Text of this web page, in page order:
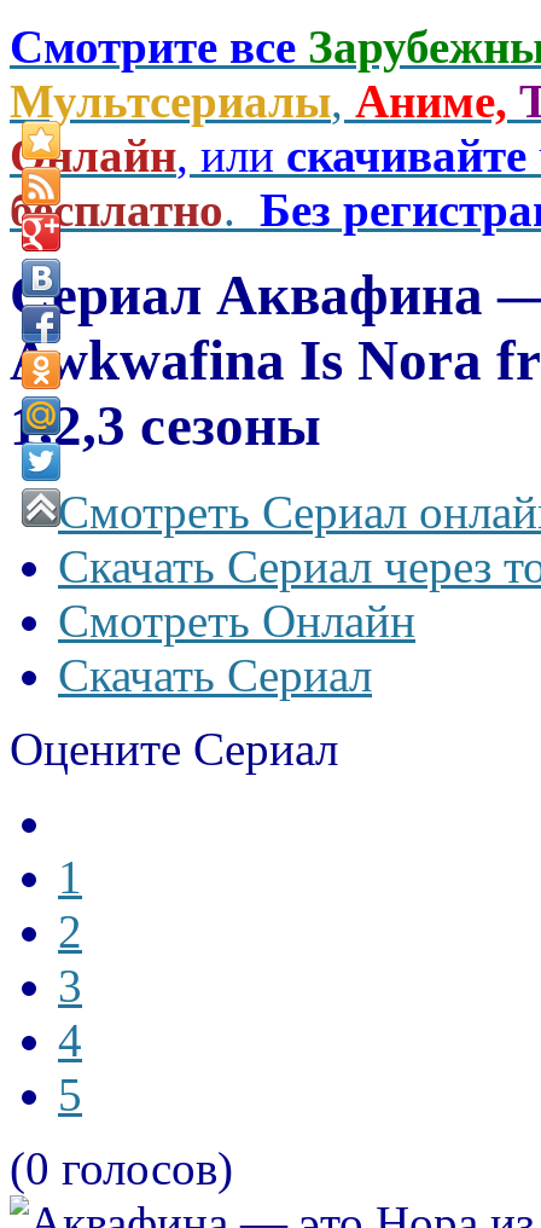
Смотрите все
Мультсериалы, Аниме,
Онлайн, или скачивайте
бесплатно. Без
Сериал Аквафина
Awkwafina Is Nora
1,2,3 сезоны
Смотреть Сериал
Скачать Сериал через
Смотреть Онлайн
Скачать Сериал
Оцените Сериал
1
2
3
4
5
(0 голосов)